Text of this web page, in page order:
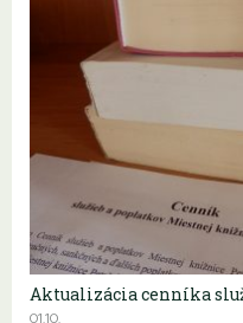
Aktualizácia cenníka